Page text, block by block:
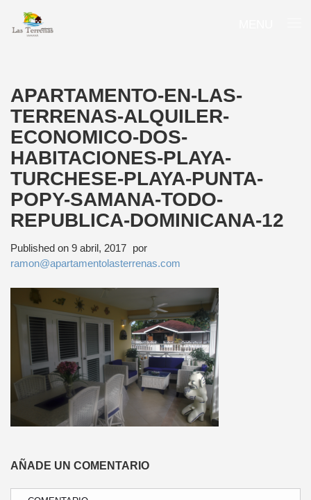
APARTAMENTO-EN-LAS-
TERRENAS-ALQUILER-
ECONOMICO-DOS-
HABITACIONES-PLAYA-
TURCHESE-PLAYA-PUNTA-
POPY-SAMANA-TODO-
REPUBLICA-DOMINICANA-12
Published on 9 abril, 2017 por
ramon@apartamentolasterrenas.com
AÑADE UN COMENTARIO